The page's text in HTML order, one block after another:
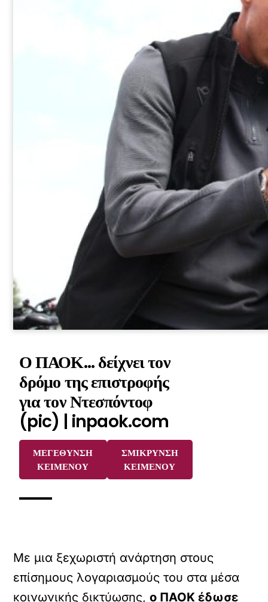
Ο ΠΑΟΚ… δείχνει τον
δρόμο της επιστροφής
για τον Ντεσπόντοφ
(pic) | inpaok.com
ΜΕΓΕΘΥΝΣΗ
ΚΕΙΜΕΝΟΥ
ΣΜΙΚΡΥΝΣΗ
ΚΕΙΜΕΝΟΥ
Με μια ξεχωριστή ανάρτηση στους
επίσημους λογαριασμούς του στα μέσα
κοινωνικής δικτύωσης,ο ΠΑΟΚ έδωσε